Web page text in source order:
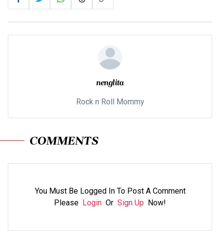
nenglita
Rock n Roll Mommy
COMMENTS
You Must Be Logged In To Post A Comment
Please Login Or Sign Up Now!